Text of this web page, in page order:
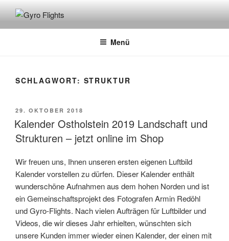
GYRO FLIGHTS
Rundflüge mit dem Gyrocopter
Menü
SCHLAGWORT: STRUKTUR
29. OKTOBER 2018
Kalender Ostholstein 2019 Landschaft und
Strukturen – jetzt online im Shop
Wir freuen uns, Ihnen unseren ersten eigenen Luftbild
Kalender vorstellen zu dürfen. Dieser Kalender enthält
wunderschöne Aufnahmen aus dem hohen Norden und ist
ein Gemeinschaftsprojekt des Fotografen Armin Redöhl
und Gyro-Flights. Nach vielen Aufträgen für Luftbilder und
Videos, die wir dieses Jahr erhielten, wünschten sich
unsere Kunden immer wieder einen Kalender, der einen mit